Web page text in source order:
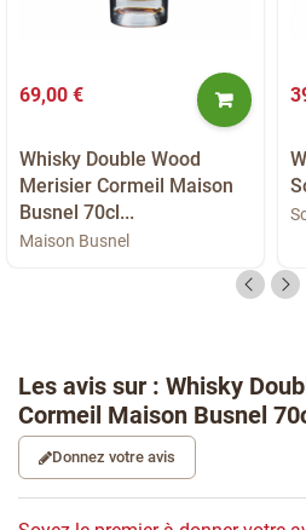
69,00 €
Whisky Double Wood
Merisier Cormeil Maison
Busnel 70cl...
Maison Busnel
Les avis sur : Whisky
Cormeil Maison Busnel
Donnez votre avis